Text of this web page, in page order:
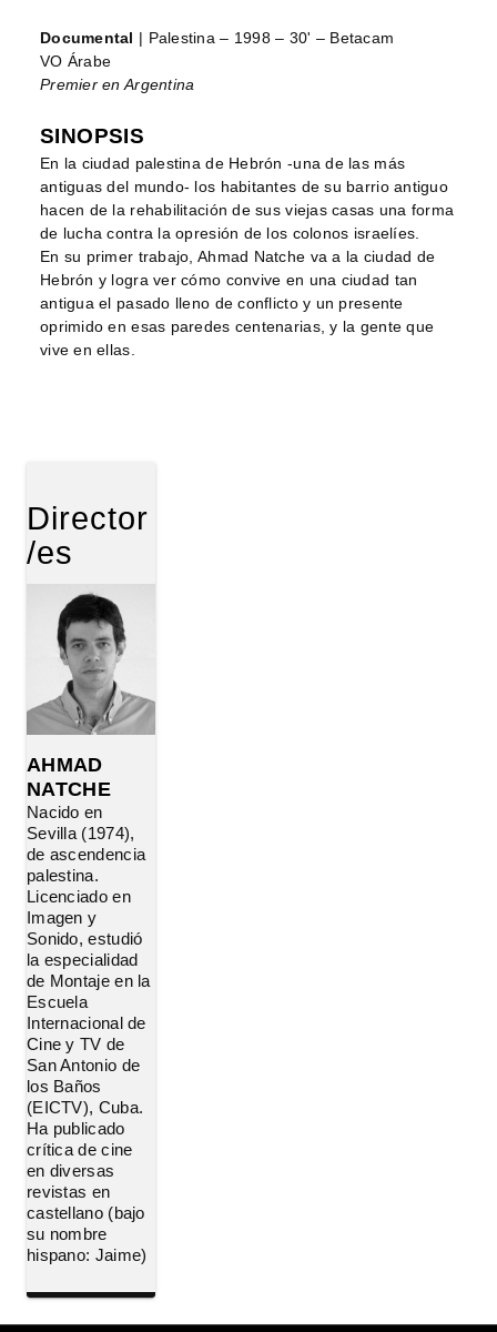
Documental
| Palestina – 1998 – 30' – Betacam
VO Árabe
Premier en Argentina
SINOPSIS
En la ciudad palestina de Hebrón -una de las más
antiguas del mundo- los habitantes de su barrio antiguo
hacen de la rehabilitación de sus viejas casas una forma
de lucha contra la opresión de los colonos israelíes.
En su primer trabajo, Ahmad Natche va a la ciudad de
Hebrón y logra ver cómo convive en una ciudad tan
antigua el pasado lleno de conflicto y un presente
oprimido en esas paredes centenarias, y la gente que
vive en ellas.
Director
/es
AHMAD
NATCHE
Nacido en
Sevilla (1974),
de ascendencia
palestina.
Licenciado en
Imagen y
Sonido, estudió
la especialidad
de Montaje en la
Escuela
Internacional de
Cine y TV de
San Antonio de
los Baños
(EICTV), Cuba.
Ha publicado
crítica de cine
en diversas
revistas en
castellano (bajo
su nombre
hispano: Jaime)